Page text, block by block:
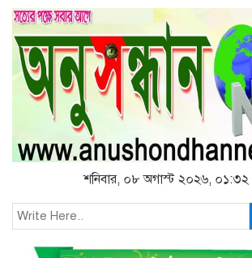
শনিবার, ০৮ অগাস্ট ২০২৬, ০১:৩২